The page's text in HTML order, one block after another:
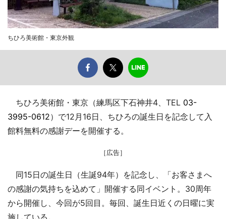
ちひろ美術館・東京外観
ちひろ美術館・東京（練馬区下石神井4、TEL 03-
3995-0612）で12月16日、ちひろの誕生日を記念して入
館料無料の感謝デーを開催する。
［広告］
同15日の誕生日（生誕94年）を記念し、「お客さまへ
の感謝の気持ちを込めて」開催する同イベント。30周年
から開催し、今回が5回目。毎回、誕生日近くの日曜に実
施している。